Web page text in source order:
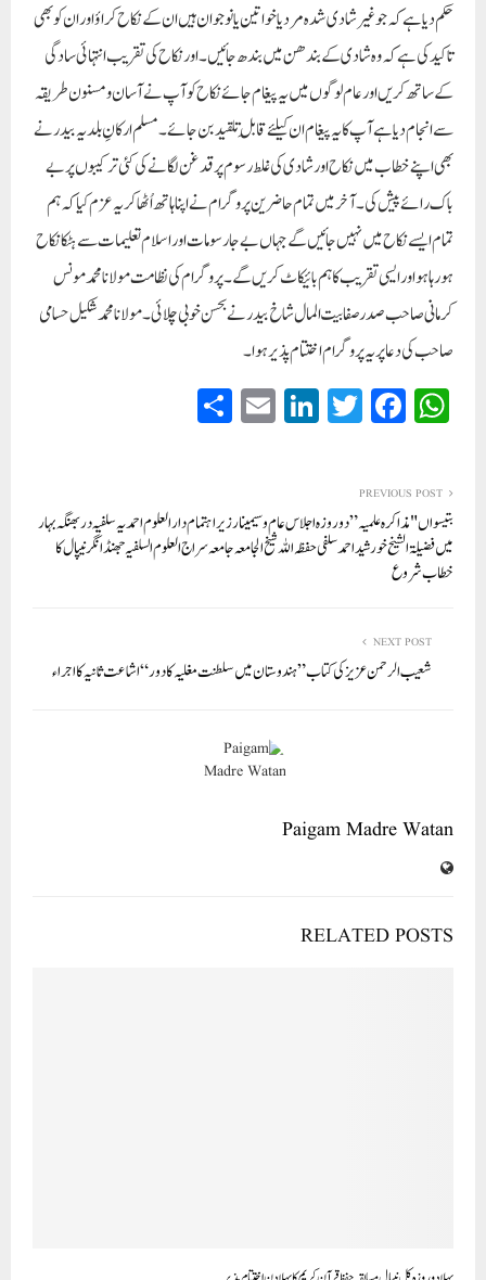
حکم دیا ہے کہ جو غیر شادی شدہ مردیا خواتین یا نوجوان ہیں ان کے نکاح کراؤ اوران کو بھی
تاکید کی ہے کہ وہ شادی کے بندھن میں بندھ جائیں۔ اور نکاح کی تقریب انتہائی سادگی
کے ساتھ کریں اور عام لوگوں میں یہ پیغام جائے نکاح کو آپ نے آسان و مسنون طریقہ
سے انجام دیا ہے آپ کا یہ پیغام ان کیلئے قابلِ تلقید بن جائے ۔مسلم ارکانِ بلدیہ بیدر نے
بھی اپنے خطاب میں نکاح اور شادی کی غلط رسوم پر قدغن لگانے کی کئی ترکیبوں پر بے
باک رائے پیش کی۔آخر میں تمام حاضرین پروگرام نے اپنا ہاتھ اُٹھاکر یہ عز م کیا کہ ہم
تمام ایسے نکاح میں نہیں جائیں گے جہاں بے جا رسومات اور اسلام تعلیمات سے ہٹکا نکاح
ہورہا ہو اور ایسی تقریب کا ہم بائیکاٹ کریں گے۔پروگرام کی نظامت مولانا محمد مونس
کرمانی صاحب صدر صفا بیت المال شاخ بیدر نے بحسن خوبی چلائی ۔مولانا محمد شکیل حسامی
صاحب کی دعا پر یہ پروگرام اختتام پذیر ہوا ۔
W
ha
A
pp
Fa
ce
ok
T
wi
r
Li
nk
In
E
m
PREVIOUS POST
بتیسواں "مذاکرہ علمیہ” دو روزہ اجلاس عام و سیمینار زیر اہتمام دارالعلوم احمدیہ سلفیہ دربھنگہ بہار
میں فضیلۃ الشیخ خورشید احمد سلفی حفظہ اللہ شیخ الجامعہ جامعہ سراج العلوم السلفیہ جھنڈانگر نیپال کا
خطاب شروع
NEXT POST
شعیب الرحمن عزیز کی کتاب ”ہندوستان میں سلطنت مغلیہ کا دور “اشاعت ثانیہ کا اجراء
Paigam Madre Watan
RELATED POSTS